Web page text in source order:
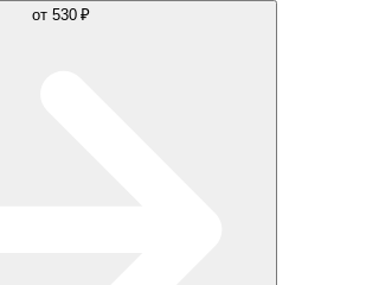
от 530 ₽